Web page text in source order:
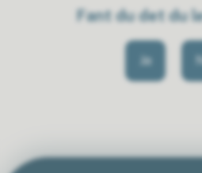
Fant du det du
Ja